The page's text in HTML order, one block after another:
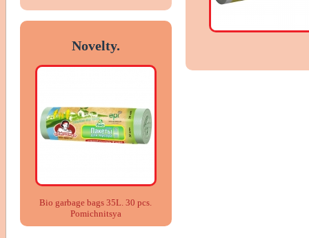
Novelty.
Bio garbage bags 35L. 30 pcs.
Pomіchnitsya